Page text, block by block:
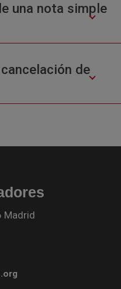
una nota simple
de
Madrid